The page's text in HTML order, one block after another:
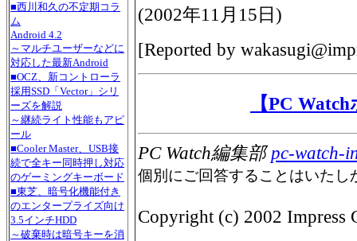
■西川和久の不定期コラ
ム
Android 4.2
～マルチユーザーなどに
対応した最新Android
■OCZ、新コントローラ
採用SSD「Vector」シリ
ーズを解説
～継続ライト性能もアピ
ール
■Cooler Master、USB接
続で全キー同時押し対応
のゲーミングキーボード
■東芝、暗号化機能付き
のエンタープライズ向け
3.5インチHDD
～破棄時は暗号キーを消
(2002年11月15日 )
[Reported by
【PC
PC Watch編集部pc-watch-
個別にご回答することはいたし
Copyright (c) 2002 Impress